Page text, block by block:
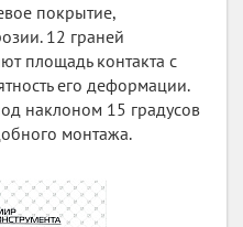
покрытие,
12 граней
площадь контакта с
его деформации.
наклоном 15 градусов
монтажа.